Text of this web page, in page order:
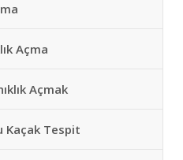
Açma
Açmak
Kaçak Tespit